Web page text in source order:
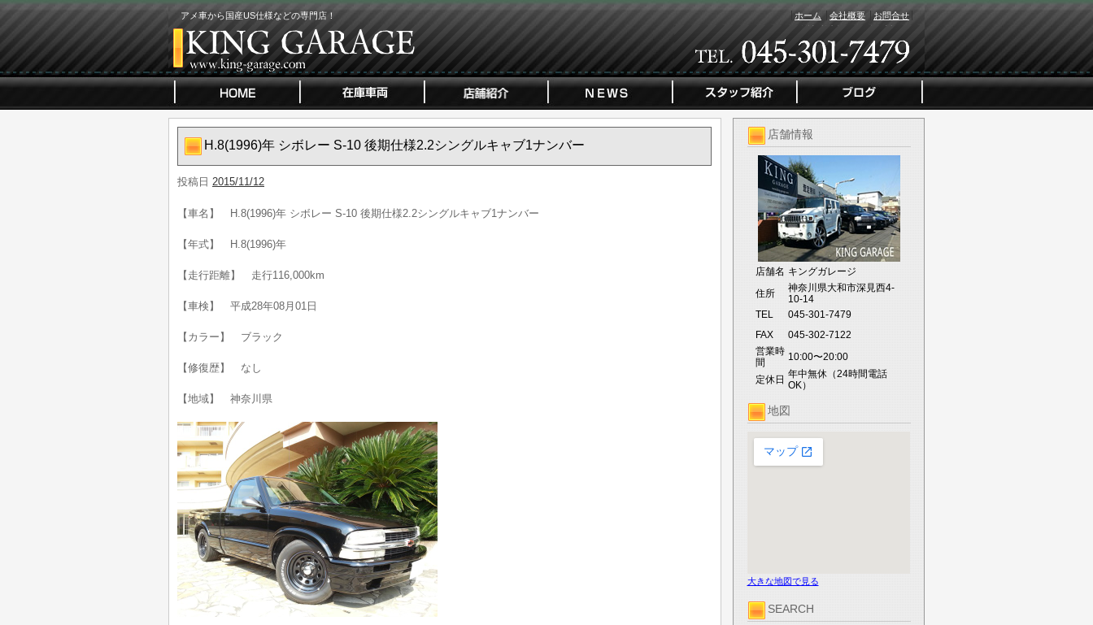
アメ車から国産US仕様などの専門店！ ホーム 会社概要 お問合せ
H.8(1996)年 シボレー S-10 後期仕様2.2シングルキャブ1ナンバー
投稿日 2015/11/12
【車名】 H.8(1996)年 シボレー S-10 後期仕様2.2シングルキャブ1ナンバー
【年式】 H.8(1996)年
【走行距離】 走行116,000km
【車検】 平成28年08月01日
【カラー】 ブラック
【修復歴】 なし
【地域】 神奈川県
店舗情報
店舗名 キングガレージ
住所
神奈川県大和市深見西4-
10-14
TEL
045-301-7479
FAX
045-302-7122
営業時
間
10:00〜20:00
定休日 年中無休（24時間電話
OK）
地図
大きな地図で見る
SEARCH